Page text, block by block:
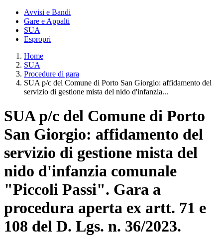
Avvisi e Bandi
Gare e Appalti
SUA
Espropri
Home
SUA
Procedure di gara
SUA p/c del Comune di Porto San Giorgio: affidamento del
servizio di gestione mista del nido d'infanzia...
SUA p/c del Comune di Porto
San Giorgio: affidamento del
servizio di gestione mista del
nido d'infanzia comunale
"Piccoli Passi". Gara a
procedura aperta ex artt. 71 e
108 del D. Lgs. n. 36/2023.